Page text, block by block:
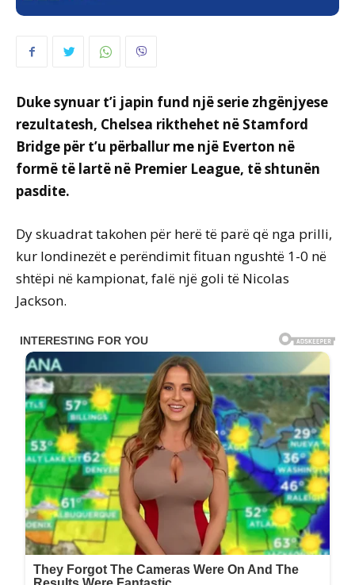
Duke synuar t’i japin fund një serie zhgënjyese
rezultatesh, Chelsea rikthehet në Stamford
Bridge për t’u përballur me një Everton në
formë të lartë në Premier League, të shtunën
pasdite.
Dy skuadrat takohen për herë të parë që nga prilli,
kur londinezët e perëndimit fituan ngushtë 1-0 në
shtëpi në kampionat, falë një goli të Nicolas
Jackson.